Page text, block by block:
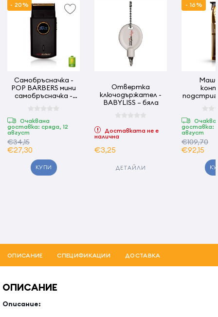
- 20%
Самобръсначка -
POP BARBERS мини
самобръсначка -
Очаквана
доставка: сряда, 12
август
€34,15
€27,30
КУПИ
Отвертка
ключодържател -
BABYLISS – бяла
Доставката не е
налична
€3,25
ДЕТАЙЛИ
- 16%
доставка:
август
€109,70
€92,15
ОПИСАНИЕ СПЕЦИФИКАЦИИ ДОСТАВКА
ОПИСАНИЕ
Описание: